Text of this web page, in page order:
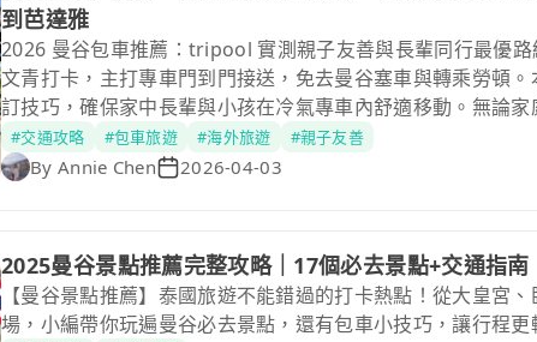
到芭達雅
2026 曼谷包車推薦：tripool 實測親子友善與長輩同行最優
文青打卡，主打專車門到門接送，免去曼谷塞車與轉乘勞頓
訂技巧，確保家中長輩與小孩在冷氣專車內舒適移動。無論家
懶人包輕鬆玩遍熱門景點，享受最安心的泰國全家旅行！
#交通攻略 #包車旅遊 #海外旅遊 #親子友善
By Annie Chen 2026-04-03
2025曼谷景點推薦完整攻略｜17個必去景點+交通指南
【曼谷景點推薦】泰國旅遊不能錯過的打卡熱點！從大皇宮
場，小編帶你玩遍曼谷必去景點，還有包車小技巧，讓行程更